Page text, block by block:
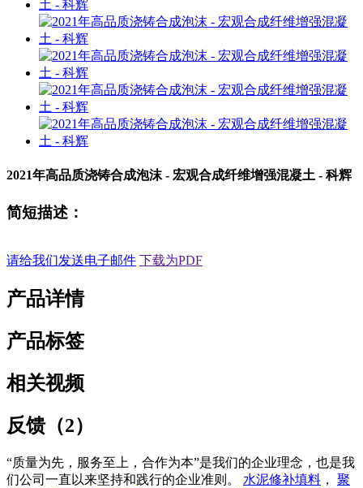
2021年高品质浇铸合成泡沫 - 宏观合成纤维增强混凝土 - 科辉
简短描述：
请给我们发送电子邮件 下载为PDF
产品详情
产品标签
相关视频
反馈（2）
“质量为先，服务至上，合作为本”是我们的企业理念，也是我
们公司一直以来坚持和践行的企业准则。 水泥修补填料 ， 聚